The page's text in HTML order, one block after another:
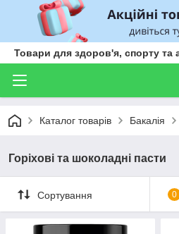
Товари для здоров'я, спорту та
Каталог товарів Бакалія
Горіхові та шоколадні пасти
Сортування 0